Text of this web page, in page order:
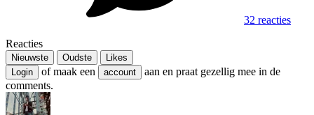
32 reacties
Reacties
Nieuwste Oudste
Likes
Login
of maak een account
aan en praat gezellig mee in de
comments.